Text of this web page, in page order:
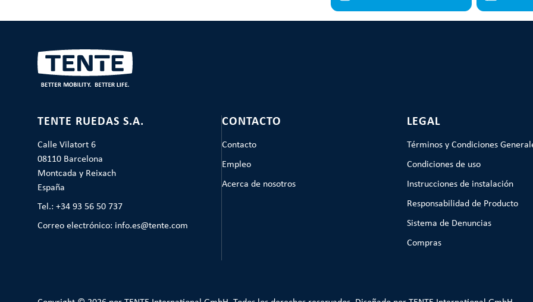
TENTE RUEDAS S.A.
Calle Vilatort 6
08110 Barcelona
Montcada y Reixach
España
Tel.: +34 93 56 50 737
Correo electrónico: info.es@tente.com
CONTACTO
Contacto
Empleo
Acerca de nosotros
LEGAL
Términos y Condiciones
Condiciones de uso
Instrucciones de instalación
Responsabilidad de Producto
Sistema de Denuncias
Compras